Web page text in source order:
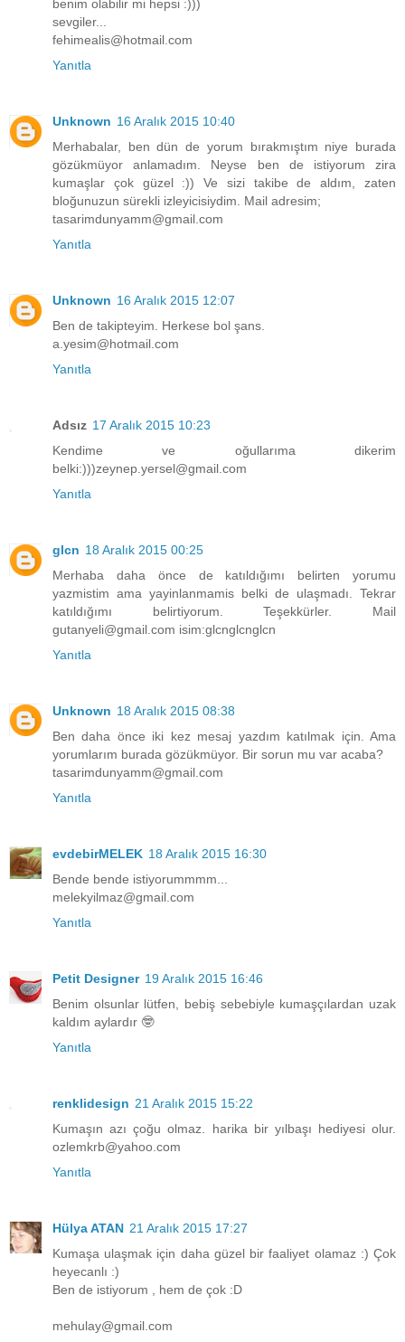
benim olabilir mi hepsi :)))
sevgiler...
fehimealis@hotmail.com
Yanıtla
Unknown 16 Aralık 2015 10:40
Merhabalar, ben dün de yorum bırakmıştım niye burada
gözükmüyor anlamadım. Neyse ben de istiyorum zira
kumaşlar çok güzel :)) Ve sizi takibe de aldım, zaten
bloğunuzun sürekli izleyicisiydim. Mail adresim;
tasarimdunyamm@gmail.com
Yanıtla
Unknown 16 Aralık 2015 12:07
Ben de takipteyim. Herkese bol şans.
a.yesim@hotmail.com
Yanıtla
Adsız 17 Aralık 2015 10:23
Kendime ve oğullarıma dikerim
belki:)))zeynep.yersel@gmail.com
Yanıtla
glcn 18 Aralık 2015 00:25
Merhaba daha önce de katıldığımı belirten yorumu
yazmistim ama yayinlanmamis belki de ulaşmadı. Tekrar
katıldığımı belirtiyorum. Teşekkürler. Mail
gutanyeli@gmail.com isim:glcnglcnglcn
Yanıtla
Unknown 18 Aralık 2015 08:38
Ben daha önce iki kez mesaj yazdım katılmak için. Ama
yorumlarım burada gözükmüyor. Bir sorun mu var acaba?
tasarimdunyamm@gmail.com
Yanıtla
evdebirMELEK 18 Aralık 2015 16:30
Bende bende istiyorummmm...
melekyilmaz@gmail.com
Yanıtla
Petit Designer 19 Aralık 2015 16:46
Benim olsunlar lütfen, bebiş sebebiyle kumaşçılardan uzak
kaldım aylardır 🤓
Yanıtla
renklidesign 21 Aralık 2015 15:22
Kumaşın azı çoğu olmaz. harika bir yılbaşı hediyesi olur.
ozlemkrb@yahoo.com
Yanıtla
Hülya ATAN 21 Aralık 2015 17:27
Kumaşa ulaşmak için daha güzel bir faaliyet olamaz :) Çok
heyecanlı :)
Ben de istiyorum , hem de çok :D
mehulay@gmail.com